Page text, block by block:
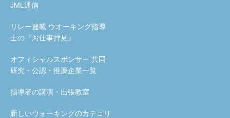
JML通信
リレー連載 ウオーキング指導
士の『お仕事拝見』
オフィシャルスポンサー 共同
研究・公認・推薦企業一覧
指導者の講演・出張教室
新しいウォーキングのカテゴリ